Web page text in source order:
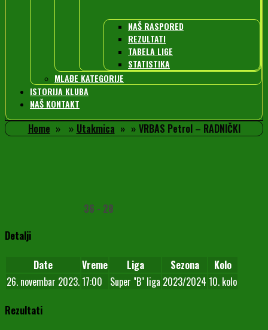
NAŠ RASPORED
REZULTATI
TABELA LIGE
STATISTIKA
MLAĐE KATEGORIJE
ISTORIJA KLUBA
NAŠ KONTAKT
Home Utakmica VRBAS Petrol – RADNIČKI
36 - 28
Detalji
Date Vreme Liga Sezona
Kolo
26. novembar 2023.17:00 Super "B" liga 2023/2024 10. kolo
Rezultati